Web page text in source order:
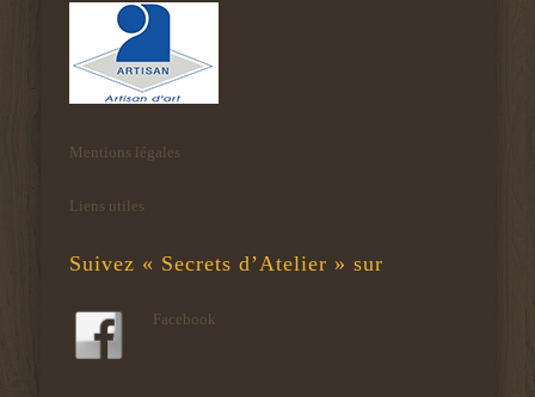
Mentions légales
Liens utiles
Suivez « Secrets d’Atelier » sur
Facebook